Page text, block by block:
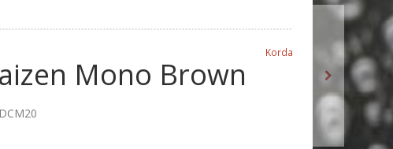
Korda
Mono Brown